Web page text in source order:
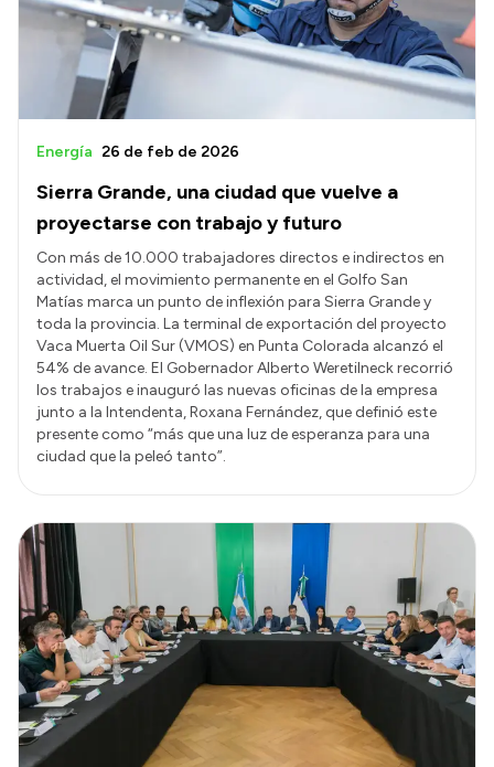
Sierra Grande, una ciudad que vuelve a
proyectarse con trabajo y futuro
Energía 26 de feb de 2026
Con más de 10.000 trabajadores directos e indirectos en
actividad, el movimiento permanente en el Golfo San
Matías marca un punto de inflexión para Sierra Grande y
toda la provincia. La terminal de exportación del proyecto
Vaca Muerta Oil Sur (VMOS) en Punta Colorada alcanzó el
54% de avance. El Gobernador Alberto Weretilneck recorrió
los trabajos e inauguró las nuevas oficinas de la empresa
junto a la Intendenta, Roxana Fernández, que definió este
presente como “más que una luz de esperanza para una
ciudad que la peleó tanto”.